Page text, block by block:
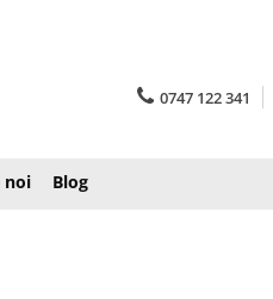
0747 122 341
noi Blog